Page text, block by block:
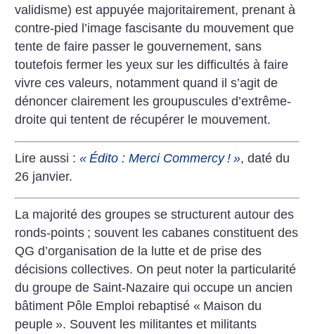
validisme) est appuyée majoritairement, prenant à
contre-pied l’image fascisante du mouvement que
tente de faire passer le gouvernement, sans
toutefois fermer les yeux sur les difficultés à faire
vivre ces valeurs, notamment quand il s’agit de
dénoncer clairement les groupuscules d’extrême-
droite qui tentent de récupérer le mouvement.
Lire aussi :« Édito : Merci Commercy ! », daté du
26 janvier.
La majorité des groupes se structurent autour des
ronds-points ; souvent les cabanes constituent des
QG d’organisation de la lutte et de prise des
décisions collectives. On peut noter la particularité
du groupe de Saint-Nazaire qui occupe un ancien
bâtiment Pôle Emploi rebaptisé « Maison du
peuple ». Souvent les militantes et militants